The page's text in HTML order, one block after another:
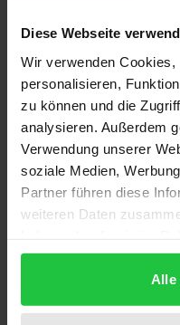
Diese Webseite
Wir verwenden
personalisieren,
zu können und die
analysieren. Außerdem
Verwendung unserer
soziale Medien,
Partner führen diese
weiteren Daten
gesammelt haben.
Alle
als genug. Je jünger
die Fragen: Welche
Welche sagen etwas
ihre Visionen, Träume
und Enttäuschungen,
Leitbilder und
Bilder verdienen
In vierundzwanzig
Schubert, Liszt, Verdi,